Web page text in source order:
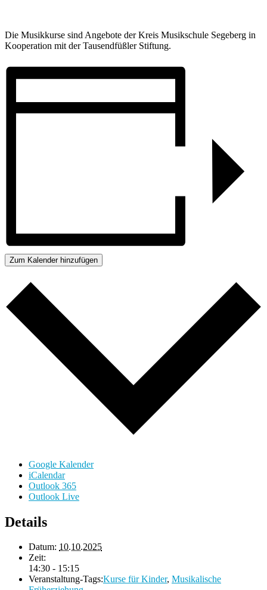
Die Musikkurse sind Angebote der Kreis Musikschule Segeberg in
Kooperation mit der Tausendfüßler Stiftung.
Zum Kalender hinzufügen
Google Kalender
iCalendar
Outlook 365
Outlook Live
Details
Datum: 10.10.2025
Zeit:
14:30 - 15:15
Veranstaltung-Tags:Kurse für Kinder, Musikalische